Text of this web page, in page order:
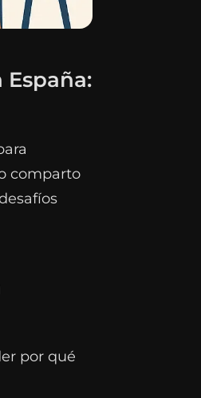
comparto
por qué